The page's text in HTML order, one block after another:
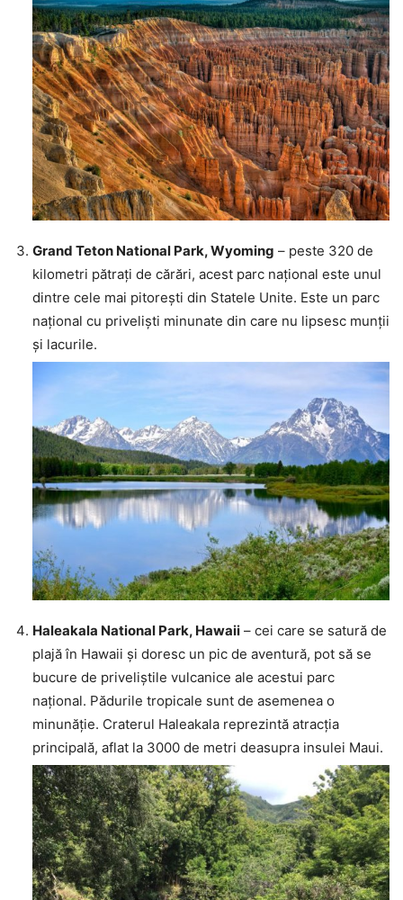
Grand Teton National Park, Wyoming – peste 320 de
kilometri pătrați de cărări, acest parc național este unul
dintre cele mai pitorești din Statele Unite. Este un parc
național cu priveliști minunate din care nu lipsesc munții
și lacurile.
Haleakala National Park, Hawaii – cei care se satură de
plajă în Hawaii și doresc un pic de aventură, pot să se
bucure de priveliștile vulcanice ale acestui parc
național. Pădurile tropicale sunt de asemenea o
minunăție. Craterul Haleakala reprezintă atracția
principală, aflat la 3000 de metri deasupra insulei Maui.